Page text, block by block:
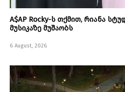
A$AP Rocky-ს თქმით, რიანა
მუსიკაზე მუშაობს
6 August, 2026